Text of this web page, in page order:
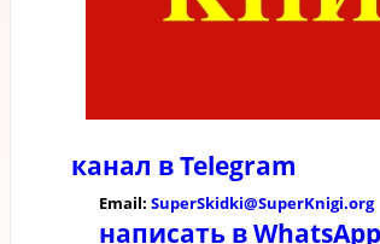
канал вTelegram
Email: SuperSkidki@SuperKnigi.org
написать в WhatsApp